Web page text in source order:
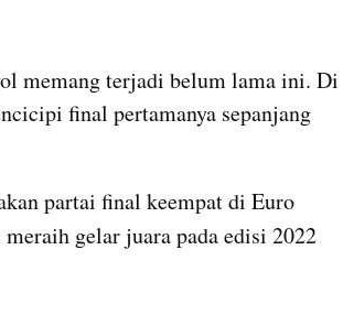
memang terjadi belum lama ini. Di
final pertamanya sepanjang
partai final keempat di Euro
gelar juara pada edisi 2022